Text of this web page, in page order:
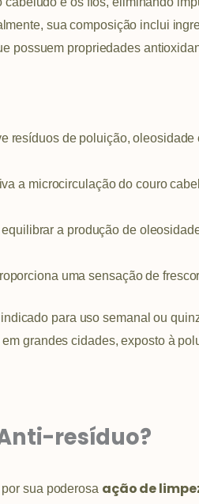
sua composição inclui
possuem propriedades
resíduos de poluição, oleosidade
a microcirculação do couro
a produção de
uma sensação de
para uso semanal ou
grandes cidades, exposto à
resíduo?
sua poderosa ação de